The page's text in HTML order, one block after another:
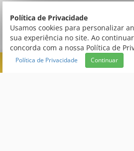
Política de Privacidade
Usamos cookies para personalizar
sua experiência no site. Ao
concorda com a nossa Política de
Política de Privacidade Continuar
FILTRAR